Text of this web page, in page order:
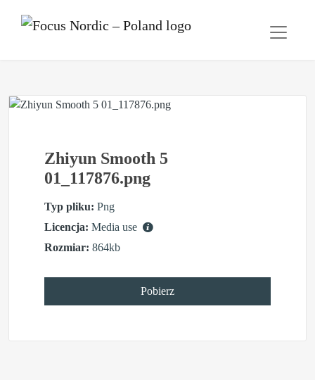
Zhiyun Smooth 5
01_117876.png
Typ pliku: Png
Licencja: Media use
Rozmiar: 864kb
Pobierz